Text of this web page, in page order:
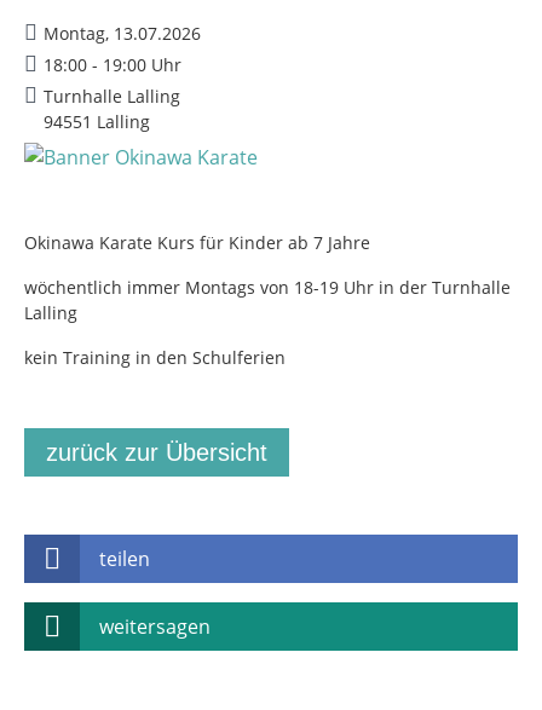
Montag, 13.07.2026
18:00 - 19:00 Uhr
Turnhalle Lalling
94551 Lalling
Okinawa Karate Kurs für Kinder ab 7 Jahre
wöchentlich immer Montags von 18-19 Uhr in der Turnhalle
Lalling
kein Training in den Schulferien
zurück zur Übersicht
teilen
weitersagen